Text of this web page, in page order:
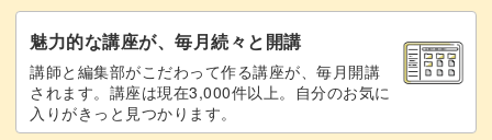
たくさん知識を得ながらも、小さい作品なので短時間で完
成できるのが魅力です◎
魅力的な講座が、毎月続々と開講
講師と編集部がこだわって作る講座が、毎月開講
されます。講座は現在3,000件以上。自分のお気に
入りがきっと見つかります。